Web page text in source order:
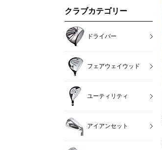
クラブカテゴリー
ドライバー
フェアウェイウッド
ユーティリティ
アイアンセット